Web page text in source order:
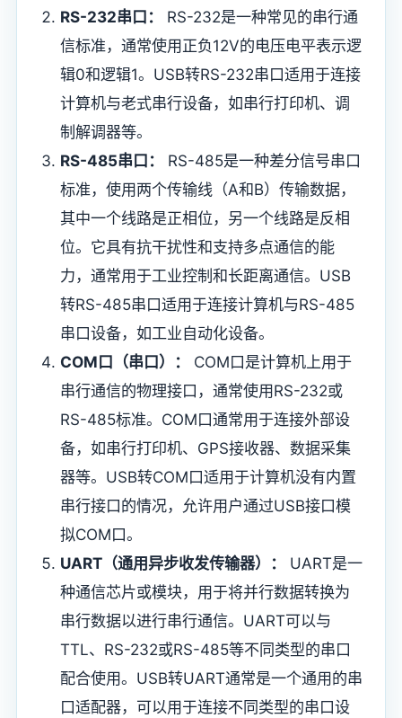
RS-232串口：
RS-232是一种常见的串行通
信标准，通常使用正负12V的电压电平表示逻
辑0和逻辑1。USB转RS-232串口适用于连接
计算机与老式串行设备，如串行打印机、调
制解调器等。
RS-485串口：
RS-485是一种差分信号串口
标准，使用两个传输线（A和B）传输数据，
其中一个线路是正相位，另一个线路是反相
位。它具有抗干扰性和支持多点通信的能
力，通常用于工业控制和长距离通信。USB
转RS-485串口适用于连接计算机与RS-485
串口设备，如工业自动化设备。
COM口（串口）：
COM口是计算机上用于
串行通信的物理接口，通常使用RS-232或
RS-485标准。COM口通常用于连接外部设
备，如串行打印机、GPS接收器、数据采集
器等。USB转COM口适用于计算机没有内置
串行接口的情况，允许用户通过USB接口模
拟COM口。
UART（通用异步收发传输器）：
UART是一
种通信芯片或模块，用于将并行数据转换为
串行数据以进行串行通信。UART可以与
TTL、RS-232或RS-485等不同类型的串口
配合使用。USB转UART通常是一个通用的串
口适配器，可以用于连接不同类型的串口设